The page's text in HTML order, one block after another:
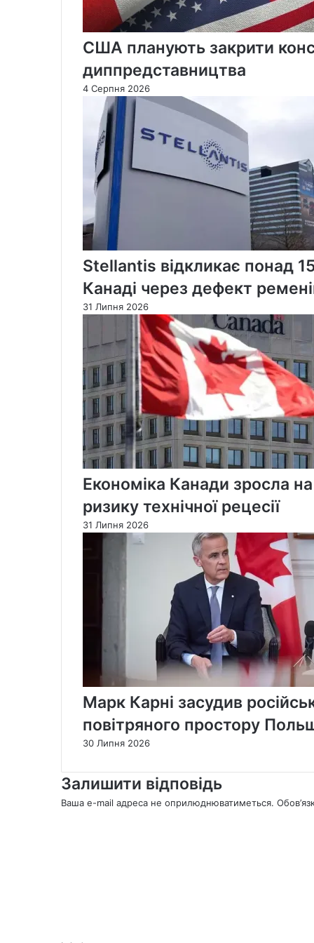
США планують закрити
диппредставництва
4 Серпня 2026
Stellantis відкликає понад
Канаді через дефект
31 Липня 2026
Економіка Канади зросла
ризику технічної рецесії
31 Липня 2026
Марк Карні засудив
повітряного простору
30 Липня 2026
Залишити відповідь
Ваша e-mail адреса не оприлюднюватиметься.